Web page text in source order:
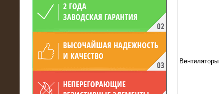
произведён высоковольтный
нагрузочный комплекс 24 МВт с
напряжением 6/10 кВ
Вентиляторы